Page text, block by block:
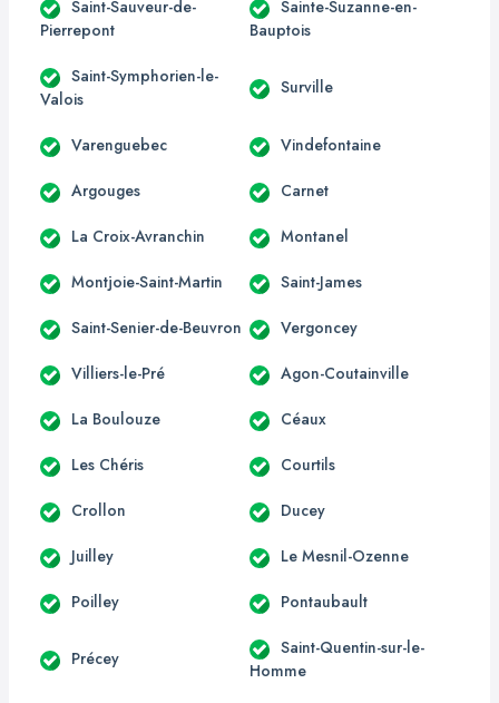
Saint-Sauveur-de-
Pierrepont
Sainte-Suzanne-en-
Bauptois
Saint-Symphorien-le-
Valois
Surville
Varenguebec Vindefontaine
Argouges Carnet
La Croix-Avranchin Montanel
Montjoie-Saint-Martin Saint-James
Saint-Senier-de-Beuvron Vergoncey
Villiers-le-Pré Agon-Coutainville
La Boulouze Céaux
Les Chéris Courtils
Crollon Ducey
Juilley Le Mesnil-Ozenne
Poilley Pontaubault
Précey
Saint-Quentin-sur-le-
Homme